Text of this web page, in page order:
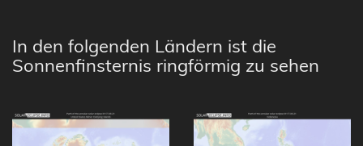
In den folgenden Ländern ist die
Sonnenfinsternis ringförmig zu sehen